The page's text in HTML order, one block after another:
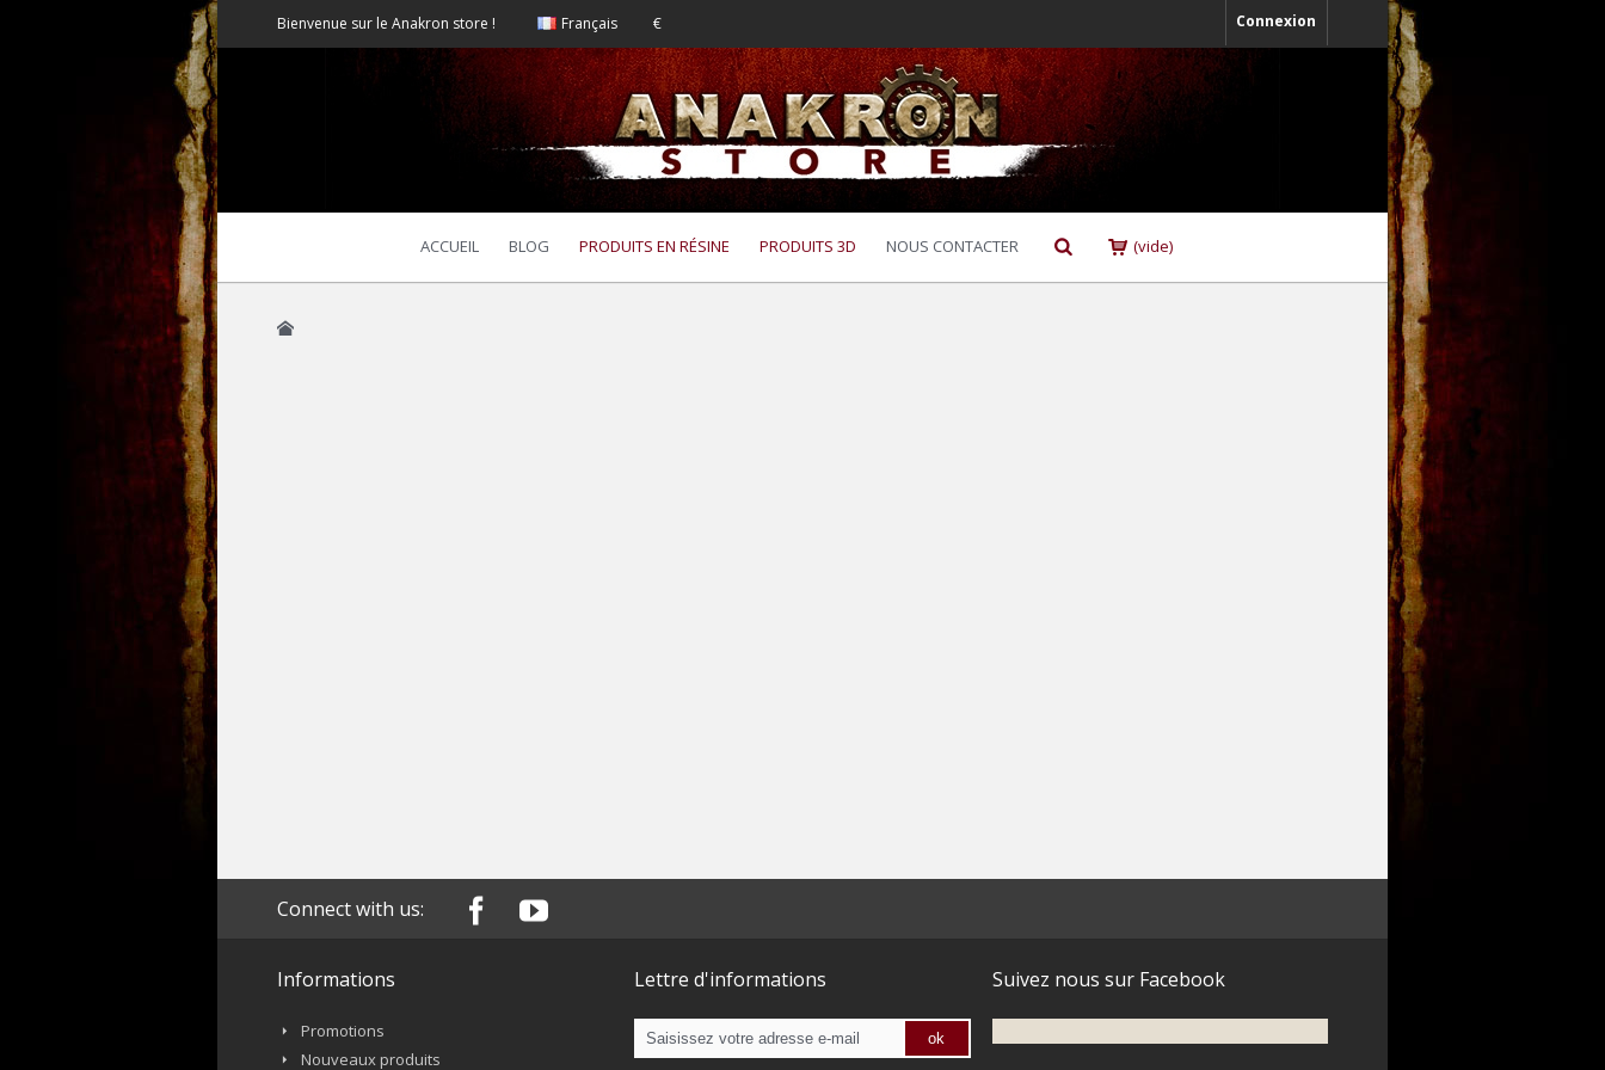
Bienvenue sur le Anakron store ! Français € Connexion
ACCUEIL BLOG PRODUITS EN RÉSINE PRODUITS 3D NOUS CONTACTER (vide)
Connect with us:
Informations
Promotions
Nouveaux produits
Lettre d'informations
ok
Suivez nous sur Facebook